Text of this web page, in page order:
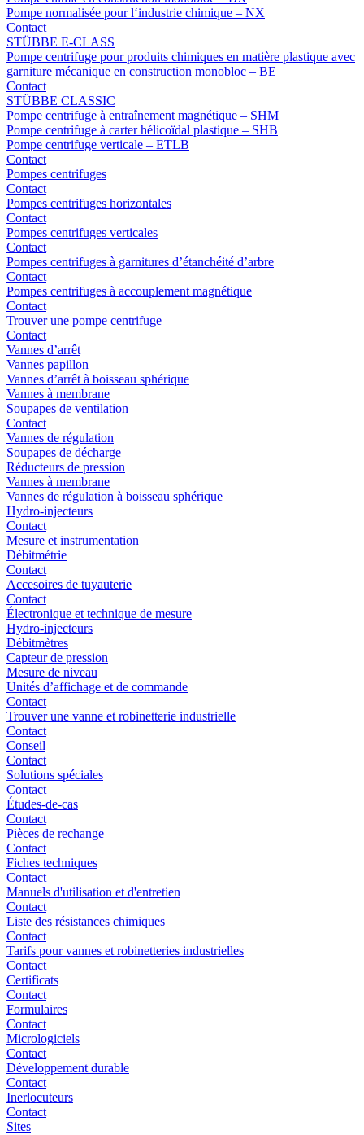
Pompe normalisée pour l‘industrie chimique – NX
Contact
STÜBBE E-CLASS
Pompe centrifuge pour produits chimiques en matière plastique avec
garniture mécanique en construction monobloc – BE
Contact
STÜBBE CLASSIC
Pompe centrifuge à entraînement magnétique – SHM
Pompe centrifuge à carter hélicoïdal plastique – SHB
Pompe centrifuge verticale – ETLB
Contact
Pompes centrifuges
Contact
Pompes centrifuges horizontales
Contact
Pompes centrifuges verticales
Contact
Pompes centrifuges à garnitures d’étanchéité d’arbre
Contact
Pompes centrifuges à accouplement magnétique
Contact
Trouver une pompe centrifuge
Contact
Vannes d’arrêt
Vannes papillon
Vannes d’arrêt à boisseau sphérique
Vannes à membrane
Soupapes de ventilation
Contact
Vannes de régulation
Soupapes de décharge
Réducteurs de pression
Vannes à membrane
Vannes de régulation à boisseau sphérique
Hydro-injecteurs
Contact
Mesure et instrumentation
Débitmétrie
Contact
Accesoires de tuyauterie
Contact
Électronique et technique de mesure
Hydro-injecteurs
Débitmètres
Capteur de pression
Mesure de niveau
Unités d’affichage et de commande
Contact
Trouver une vanne et robinetterie industrielle
Contact
Conseil
Contact
Solutions spéciales
Contact
Études-de-cas
Contact
Pièces de rechange
Contact
Fiches techniques
Contact
Manuels d'utilisation et d'entretien
Contact
Liste des résistances chimiques
Contact
Tarifs pour vannes et robinetteries industrielles
Contact
Certificats
Contact
Formulaires
Contact
Micrologiciels
Contact
Développement durable
Contact
Inerlocuteurs
Contact
Sites